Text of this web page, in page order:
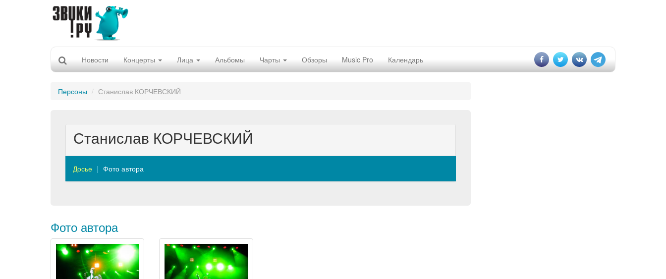
Новости Концерты Лица Альбомы Чарты Обзоры Music Pro Календарь
Персоны Станислав КОРЧЕВСКИЙ
Станислав КОРЧЕВСКИЙ
Досье Фото автора
Фото автора